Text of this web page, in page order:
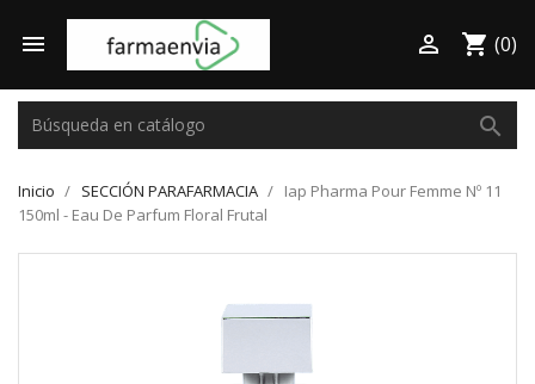
 shopping_cart (0)

search
Inicio SECCIÓN PARAFARMACIA
Iap Pharma Pour Femme Nº 11
150ml - Eau De Parfum Floral Frutal